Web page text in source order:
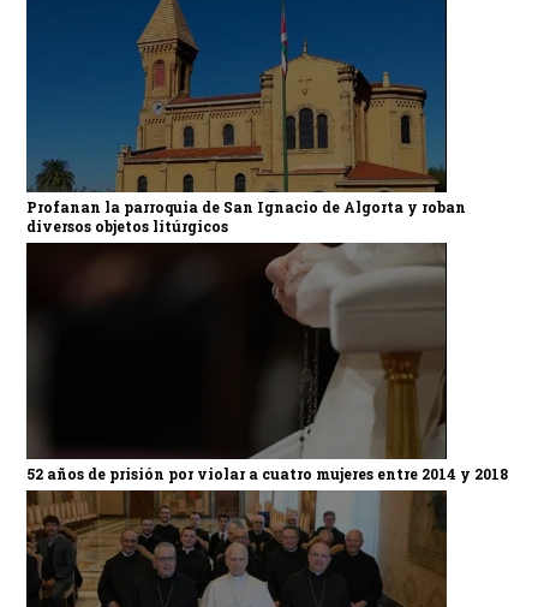
Profanan la parroquia de San Ignacio de Algorta y roban
diversos objetos litúrgicos
52 años de prisión por violar a cuatro mujeres entre 2014 y 2018